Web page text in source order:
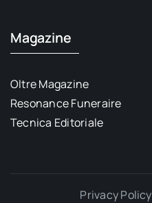
Magazine
Oltre Magazine
Resonance Funeraire
Tecnica Editoriale
Privacy Policy